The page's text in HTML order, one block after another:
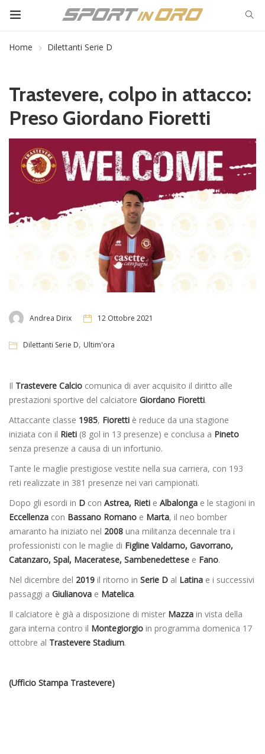
Home Dilettanti Serie D
Trastevere, colpo in attacco:
Preso Giordano Fioretti
Andrea Dirix 12 Ottobre 2021
Dilettanti Serie D, Ultim'ora
Il Trastevere Calcio comunica di aver acquisito il diritto alle
prestazioni sportive del calciatore Giordano Fioretti.
Attaccante classe 1985, Fioretti è reduce da una stagione
iniziata con il Rieti (8 gol in 13 presenze) e conclusa a Pineto
senza presenze a causa di un infortunio.
Tante le maglie prestigiose vestite nella sua carriera, con 193
reti realizzate in 381 presenze nei vari campionati.
Dopo gli esordi in D con Astrea, Rieti e Albalonga e le stagioni in
Eccellenza con Bassano Romano e Marta, il neo bomber
amaranto ha iniziato nel 2008 una militanza decennale tra i
professionisti con le maglie di Figline Valdarno, Gavorrano,
Catanzaro, Spal, Maceratese, Sambenedettese e Fano.
Nel dicembre del 2019 il ritorno in Serie D al Latina e i successivi
passaggi a Giulianova e Matelica.
Il calciatore è già a disposizione di mister Mazza in vista della
gara interna contro il Montegiorgio in programma domenica 17
ottobre al Trastevere Stadium.
(Ufficio Stampa Trastevere)